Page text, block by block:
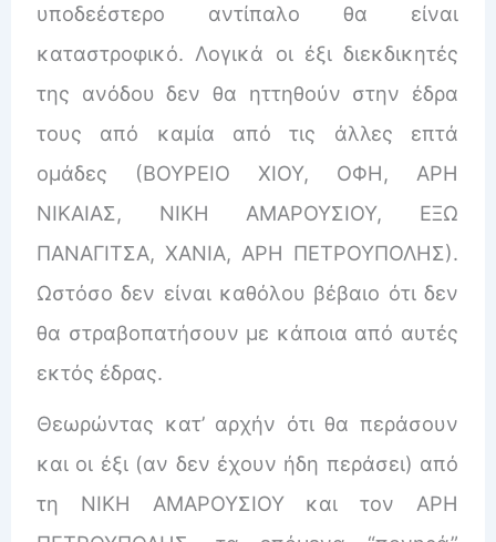
υποδεέστερο αντίπαλο θα είναι
καταστροφικό. Λογικά οι έξι διεκδικητές
της ανόδου δεν θα ηττηθούν στην έδρα
τους από καμία από τις άλλες επτά
ομάδες (ΒΟΥΡΕΙΟ ΧΙΟΥ, ΟΦΗ, ΑΡΗ
ΝΙΚΑΙΑΣ, ΝΙΚΗ ΑΜΑΡΟΥΣΙΟΥ, ΕΞΩ
ΠΑΝΑΓΙΤΣΑ, ΧΑΝΙΑ, ΑΡΗ ΠΕΤΡΟΥΠΟΛΗΣ).
Ωστόσο δεν είναι καθόλου βέβαιο ότι δεν
θα στραβοπατήσουν με κάποια από αυτές
εκτός έδρας.
Θεωρώντας κατ’ αρχήν ότι θα περάσουν
και οι έξι (αν δεν έχουν ήδη περάσει) από
τη ΝΙΚΗ ΑΜΑΡΟΥΣΙΟΥ και τον ΑΡΗ